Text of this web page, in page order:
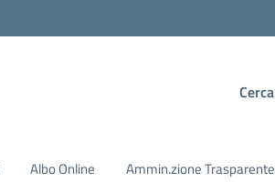
Cerca
Albo Online Ammin.zione Trasparente